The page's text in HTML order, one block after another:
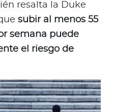
resalta la Duke
subir al menos 55
semana puede
el riesgo de